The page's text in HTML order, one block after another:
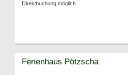
Direktbuchung möglich
Ferienhaus Pötzscha